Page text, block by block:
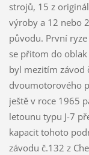
strojů, 15 z
výroby a 12 nebo
původu. První
se přitom do
byl mezitím závod
dvoumotorového
ještě v roce 1965
letounu typu J-7
kapacit tohoto
závodu č.132 z